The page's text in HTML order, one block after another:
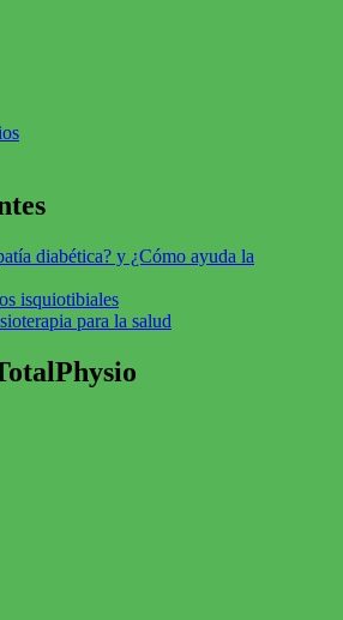
diabética? y ¿Cómo ayuda la
isquiotibiales
para la salud